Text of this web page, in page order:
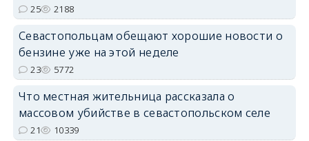
25 2188
Севастопольцам обещают хорошие новости о
бензине уже на этой неделе
23 5772
Что местная жительница рассказала о
массовом убийстве в севастопольском селе
21 10339